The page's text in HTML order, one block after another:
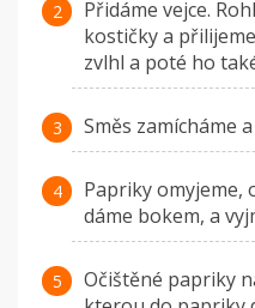
Přidáme vejce.
kostičky a
zvlhl a poté ho
Směs zamícháme
Papriky omyjeme,
dáme bokem, a
Očištěné papriky